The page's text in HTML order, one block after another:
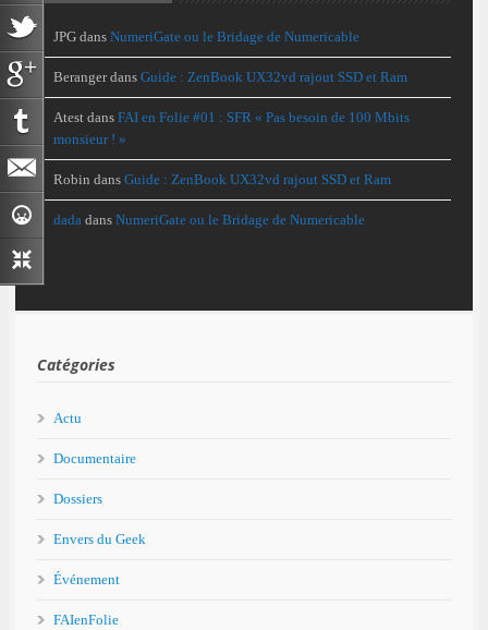
JPG dans NumeriGate ou le Bridage de Numericable
Berangerdans Guide : ZenBook UX32vd rajout SSD et Ram
Atest dans FAI en Folie #01 : SFR « Pas besoin de 100 Mbits
monsieur ! »
Robin dans Guide : ZenBook UX32vd rajout SSD et Ram
dada dans NumeriGate ou le Bridage de Numericable
Catégories
Actu
Documentaire
Dossiers
Envers du Geek
Événement
FAIenFolie